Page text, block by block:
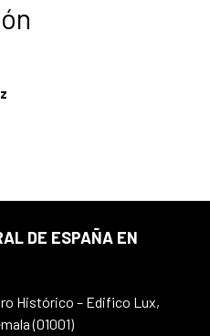
DE ESPAÑA EN
Histórico – Edifico Lux,
(01001)